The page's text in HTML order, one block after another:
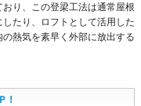
り、この登梁工法は通常屋根
たり、ロフトとして活用した
熱気を素早く外部に放出する
！